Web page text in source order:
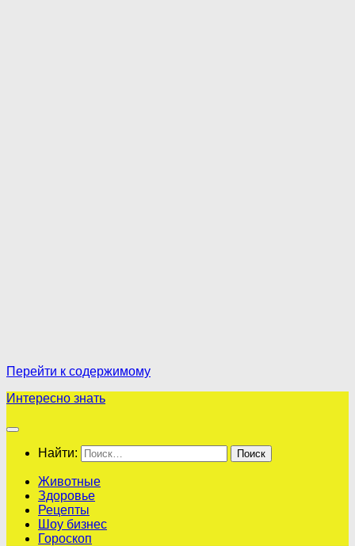
Перейти к содержимому
Интересно знать
Найти:
Животные
Здоровье
Рецепты
Шоу бизнес
Гороскоп